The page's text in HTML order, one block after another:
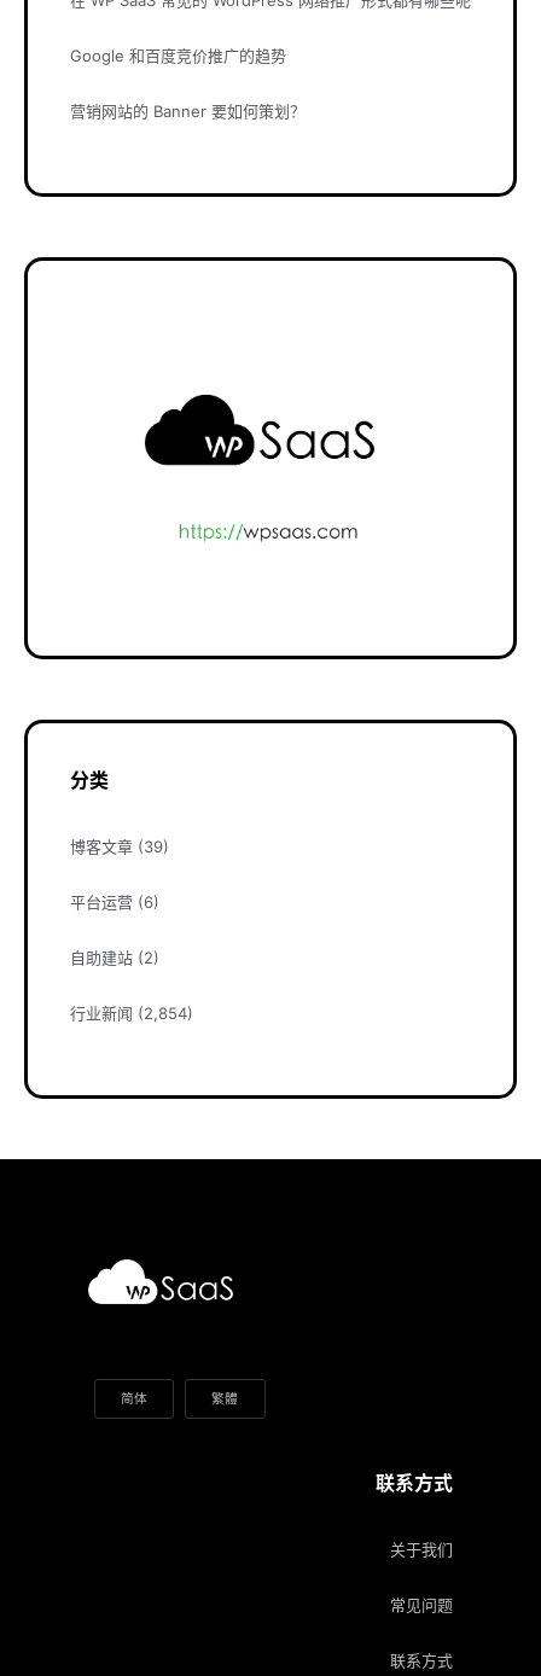
Google 和百度竞价推广的趋势
营销网站的 Banner 要如何策划？
分类
博客文章 (39)
平台运营 (6)
自助建站 (2)
行业新闻 (2,854)
简体 繁體
联系方式
关于我们
常见问题
联系方式